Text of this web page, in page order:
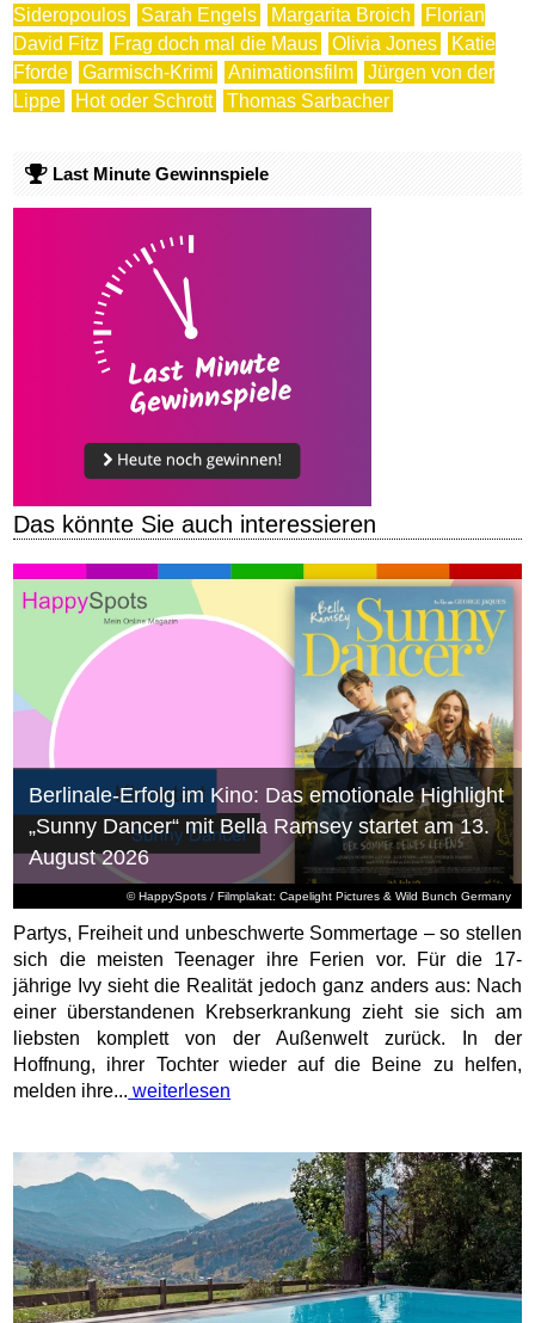
Sideropoulos Sarah Engels Margarita Broich
Florian
David Fitz
Frag doch mal die Maus Olivia Jones
Katie
Fforde
Garmisch-Krimi Animationsfilm
Jürgen von der
Lippe
Hot oder Schrott Thomas Sarbacher
Last Minute Gewinnspiele
Das könnte Sie auch interessieren
© HappySpots / Filmplakat: Capelight Pictures & Wild Bunch Germany
Berlinale-Erfolg im Kino: Das emotionale Highlight
„Sunny Dancer“ mit Bella Ramsey startet am 13.
August 2026
Partys, Freiheit und unbeschwerte Sommertage – so stellen
sich die meisten Teenager ihre Ferien vor. Für die 17-
jährige Ivy sieht die Realität jedoch ganz anders aus: Nach
einer überstandenen Krebserkrankung zieht sie sich am
liebsten komplett von der Außenwelt zurück. In der
Hoffnung, ihrer Tochter wieder auf die Beine zu helfen,
melden ihre... weiterlesen